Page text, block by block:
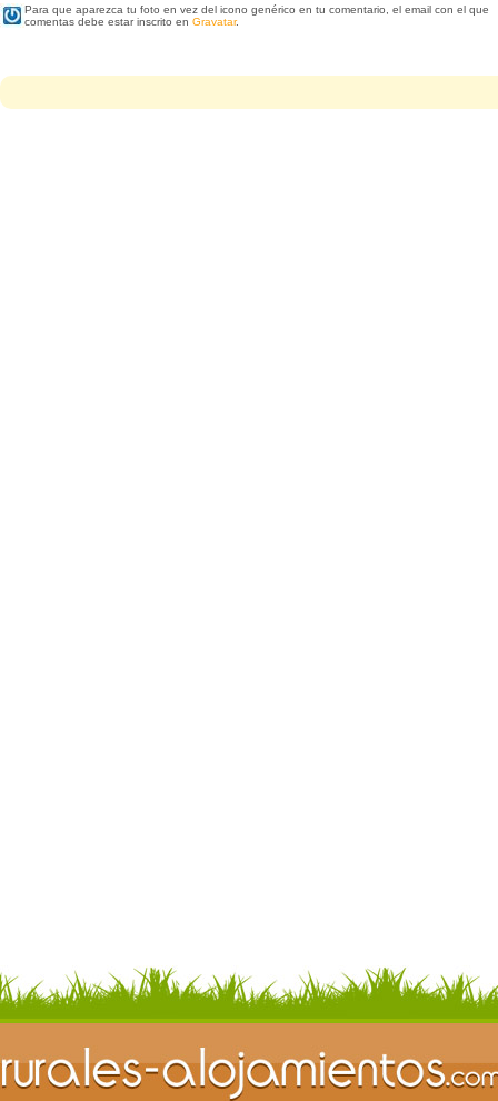
Para que aparezca tu foto en vez del icono genérico en tu comentario, el email con el que
comentas debe estar inscrito en Gravatar.